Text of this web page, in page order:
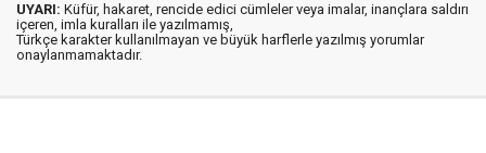
UYARI: Küfür, hakaret, rencide edici cümleler veya imalar, inançlara saldırı
içeren, imla kuralları ile yazılmamış,
Türkçe karakter kullanılmayan ve büyük harflerle yazılmış yorumlar
onaylanmamaktadır.